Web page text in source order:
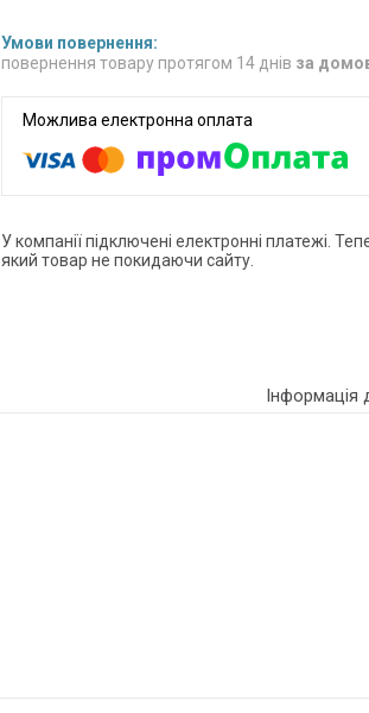
повернення товару протягом 14 днів за
У компанії підключені електронні платежі.
який товар не покидаючи сайту.
Інформація